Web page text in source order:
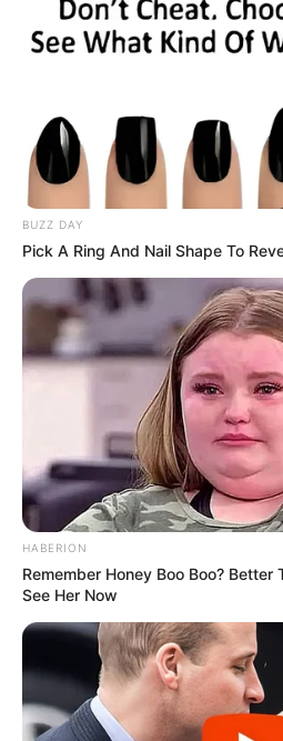
του Αγίου Όρους..
Σάββατο, 17 Σεπτεμβρίου 2022, 16:21
Το τέρας που ζει στις...
BUZZ DAY
Pick A Ring And Nail Shape To
HABERION
Remember Honey Boo Boo? Better
See Her Now